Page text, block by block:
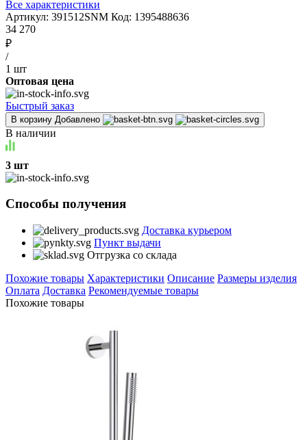
Все характеристики
Артикул: 391512SNM Код: 1395488636
34 270
₽
/
1 шт
Оптовая цена
Быстрый заказ
В корзину Добавлено
В наличии
3 шт
Способы получения
Доставка курьером
Пункт выдачи
Отгрузка со склада
Похожие товары Характеристики Описание Размеры изделия
Оплата Доставка Рекомендуемые товары
Похожие товары